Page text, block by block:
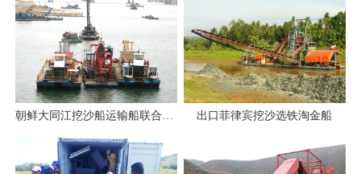
出口菲律宾挖沙选铁淘金船